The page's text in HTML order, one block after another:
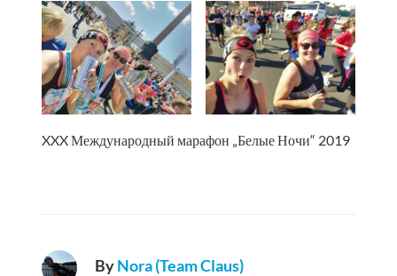
XXX Международный марафон „Белые Ночи“ 2019
ByNora (Team Claus)